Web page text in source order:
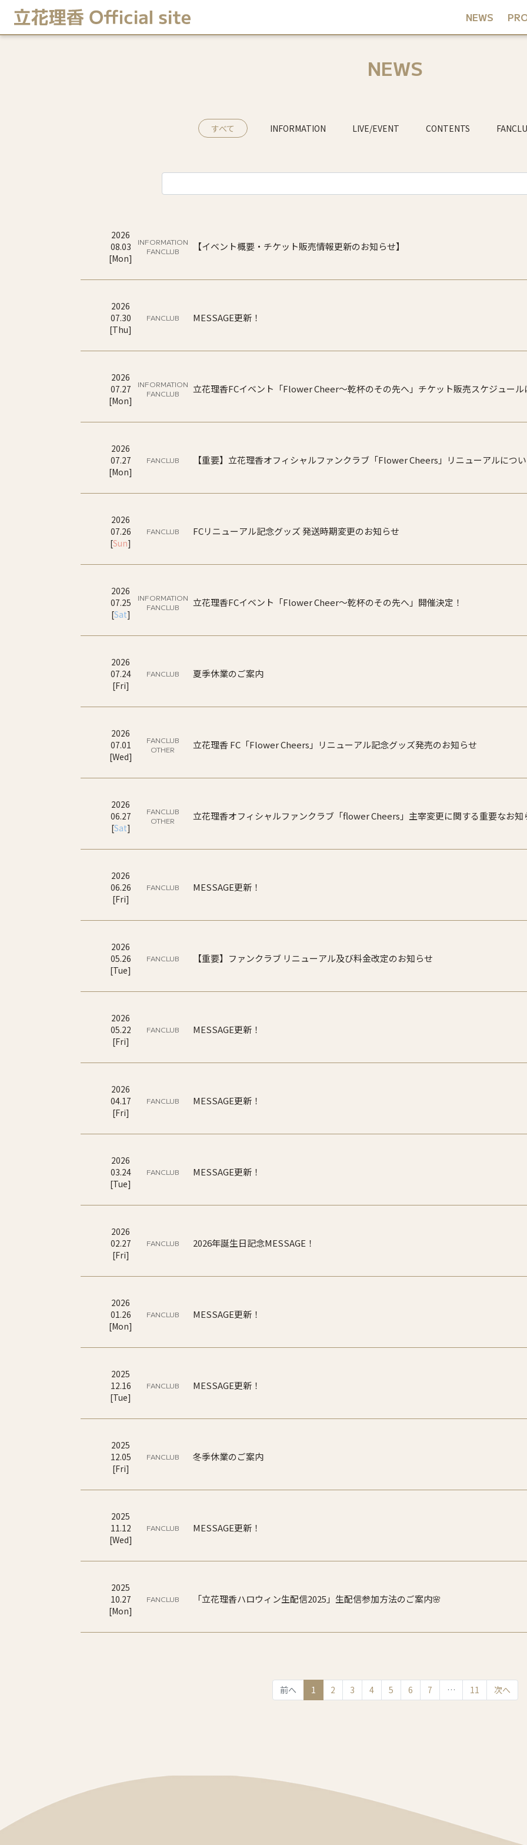
NEWS
NEWS
すべて INFORMATION LIVE/EVENT CONTENTS
2026
08.03
[Mon]
INFORMATION
FANCLUB
【イベント概要・チケット販売情報更新のお知らせ】
2026
07.30
[Thu]
FANCLUB MESSAGE更新！
2026
07.27
[Mon]
INFORMATION
FANCLUB
立花理香FCイベント「Flower Cheer〜乾杯のその先へ」チケット販売スケジュー
2026
07.27
[Mon]
FANCLUB 【重要】立花理香オフィシャルファンクラブ「Flower Cheers」リニューアルにつ
2026
07.26
[Sun]
FANCLUB FCリニューアル記念グッズ 発送時期変更のお知らせ
2026
07.25
[Sat]
INFORMATION
FANCLUB
立花理香FCイベント「Flower Cheer〜乾杯のその先へ」開催決定！
2026
07.24
[Fri]
FANCLUB 夏季休業のご案内
2026
07.01
[Wed]
FANCLUB
OTHER
立花理香 FC「Flower Cheers」リニューアル記念グッズ発売のお知らせ
2026
06.27
[Sat]
FANCLUB
OTHER
立花理香オフィシャルファンクラブ「flower Cheers」主宰変更に関する重要なお知
2026
06.26
[Fri]
FANCLUB MESSAGE更新！
2026
05.26
[Tue]
FANCLUB 【重要】ファンクラブ リニューアル及び料金改定のお知らせ
2026
05.22
[Fri]
FANCLUB MESSAGE更新！
2026
04.17
[Fri]
FANCLUB MESSAGE更新！
2026
03.24
[Tue]
FANCLUB MESSAGE更新！
2026
02.27
[Fri]
FANCLUB 2026年誕生日記念MESSAGE！
2026
01.26
[Mon]
FANCLUB MESSAGE更新！
2025
12.16
[Tue]
FANCLUB MESSAGE更新！
2025
12.05
[Fri]
FANCLUB 冬季休業のご案内
2025
11.12
[Wed]
FANCLUB MESSAGE更新！
2025
10.27
[Mon]
FANCLUB 「立花理香ハロウィン生配信2025」生配信参加方法のご案内🌸
前へ 1 (current)
2 3 4 5 6 7 … 11 次へ